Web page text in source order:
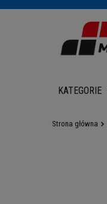
KATEGORIE
Strona główna